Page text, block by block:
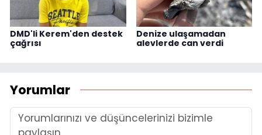
DMD'li Kerem'den destek
çağrısı
Denize ulaşamadan
alevlerde can verdi
Yorumlar